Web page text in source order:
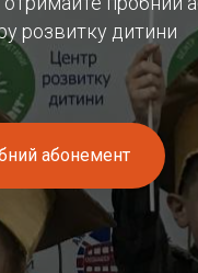
розвитку дитини
абонемент